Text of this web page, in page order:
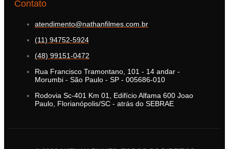
Contato
atendimento@nathanfilmes.com.br
(11) 94752-5924
(48) 99151-0472
Rua Francisco Tramontano, 101 - 14 andar -
Morumbi - São Paulo - SP - 005686-010
Rodovia Sc-401 Km 01, Edifício Alfama 600 Joao
Paulo, Florianópolis/SC - atrás do SEBRAE